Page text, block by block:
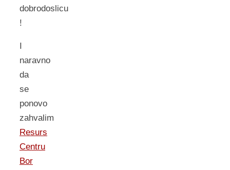
dobrodoslicu
!
I
naravno
da
se
ponovo
zahvalim
Resurs
Centru
Bor